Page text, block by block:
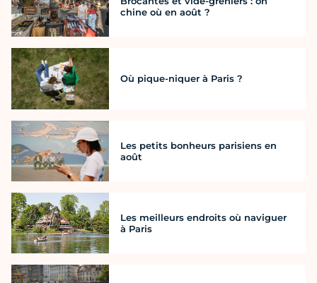
chine où en août ?
Où pique-niquer à Paris ?
Les petits bonheurs parisiens en
août
Les meilleurs endroits où naviguer
à Paris